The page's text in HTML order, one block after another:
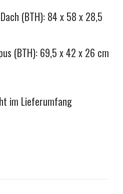
(BTH): 84 x 58 x 28,5
(BTH): 69,5 x 42 x 26 cm
im Lieferumfang